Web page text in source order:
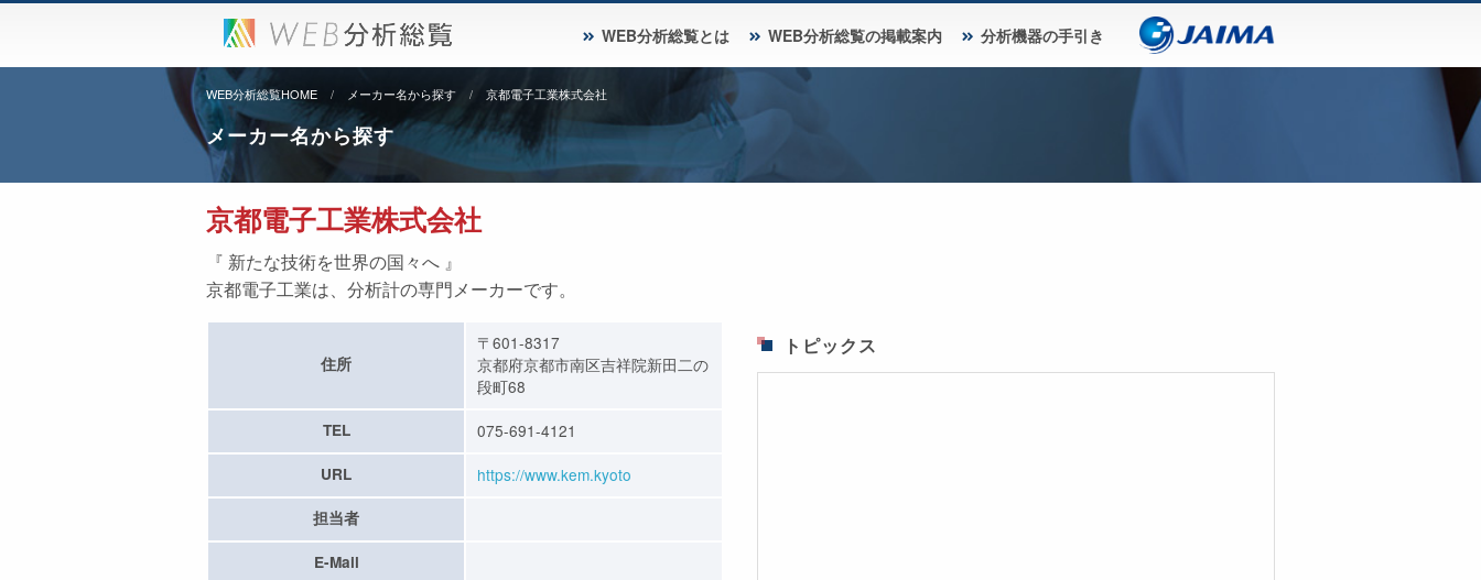
WEB分析総覧とは WEB分析総覧の掲載案内 分析機器の手引き
WEB分析総覧HOME メーカー名から探す 京都電子工業株式会社
メーカー名から探す
京都電子工業株式会社
『 新たな技術を世界の国々へ 』
京都電子工業は、分析計の専門メーカーです。
住所
〒601-8317
京都府京都市南区吉祥院新田二の
段町68
TEL 075-691-4121
URL https://www.kem.kyoto
担当者
E-Mail
トピックス